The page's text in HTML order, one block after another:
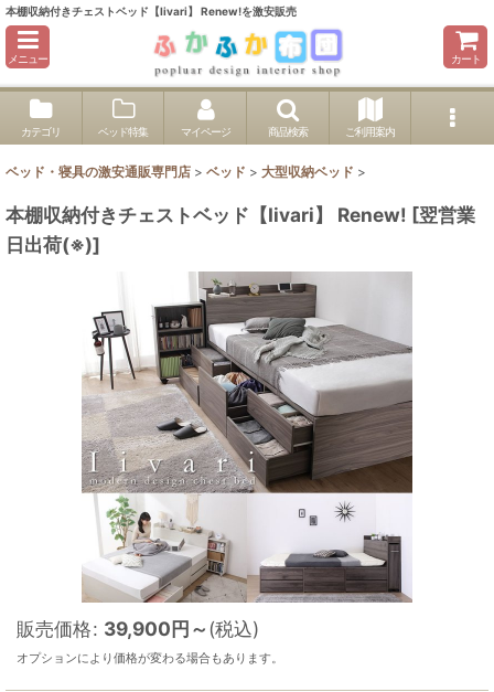
本棚収納付きチェストベッド【Iivari】 Renew!を激安販売
メニュー カート
カテゴリ ベッド特集 マイページ 商品検索 ご利用案内
ベッド・寝具の激安通販専門店 > ベッド > 大型収納ベッド >
本棚収納付きチェストベッド【Iivari】 Renew! [翌営業
日出荷(※)]
販売価格: 39,900円～(税込)
オプションにより価格が変わる場合もあります。